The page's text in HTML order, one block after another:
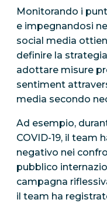
Monitorando i
e impegnandosi
social media
definire la
adottare misure
sentiment
media secondo
Ad esempio,
COVID-19, il team
negativo nei
pubblico
campagna
il team ha